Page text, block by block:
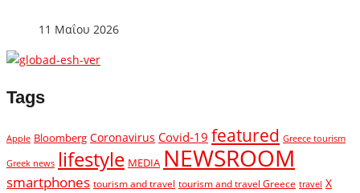
11 Μαΐου 2026
Tags
Apple Bloomberg Coronavirus Covid-19 featured Greece tourism
Greek news lifestyle MEDIA NEWSROOM
smartphones tourism and travel tourism and travel Greece travel X